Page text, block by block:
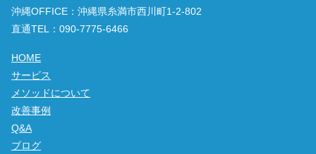
沖縄OFFICE：沖縄県糸満市西川町1-2-802
直通TEL：090-7775-6466
HOME
サービス
メソッドについて
改善事例
Q&A
ブログ